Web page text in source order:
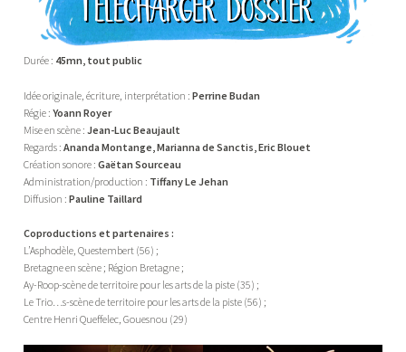
Durée : 45mn, tout public
Idée originale, écriture, interprétation :Perrine Budan
Régie :Yoann Royer
Mise en scène :Jean-Luc Beaujault
Regards :Ananda Montange, Marianna de Sanctis, Eric Blouet
Création sonore :Gaëtan Sourceau
Administration/production : Tiffany Le Jehan
Diffusion :Pauline Taillard
Coproductions et partenaires :
L’Asphodèle, Questembert (56) ;
Bretagne en scène ; Région Bretagne ;
Ay-Roop-scène de territoire pour les arts de la piste (35) ;
Le Trio…s-scène de territoire pour les arts de la piste (56) ;
Centre Henri Queffelec, Gouesnou (29)